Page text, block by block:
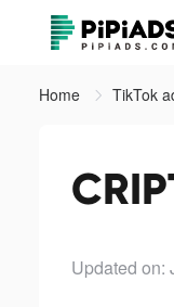
Home TikTok
Updated on: